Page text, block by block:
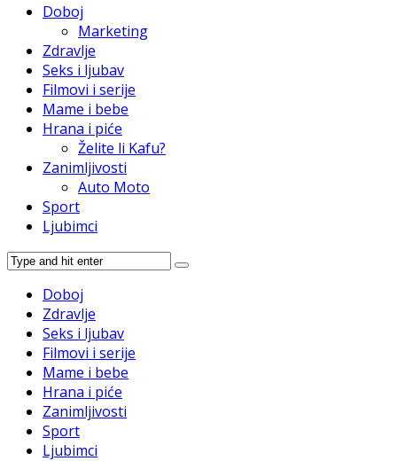
Doboj
Marketing
Zdravlje
Seks i ljubav
Filmovi i serije
Mame i bebe
Hrana i piće
Želite li Kafu?
Zanimljivosti
Auto Moto
Sport
Ljubimci
Doboj
Zdravlje
Seks i ljubav
Filmovi i serije
Mame i bebe
Hrana i piće
Zanimljivosti
Sport
Ljubimci